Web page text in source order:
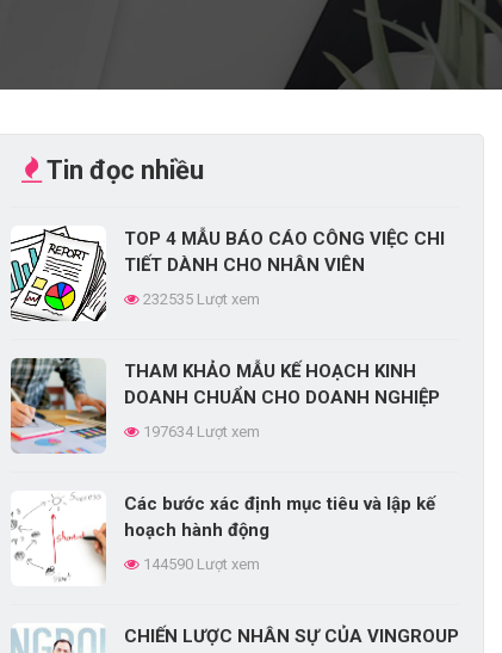
Tin đọc nhiều
TOP 4 MẪU BÁO CÁO CÔNG VIỆC CHI
TIẾT DÀNH CHO NHÂN VIÊN
232535 Lượt xem
THAM KHẢO MẪU KẾ HOẠCH KINH
DOANH CHUẨN CHO DOANH NGHIỆP
197634 Lượt xem
Các bước xác định mục tiêu và lập kế
hoạch hành động
144590 Lượt xem
CHIẾN LƯỢC NHÂN SỰ CỦA VINGROUP
NGHIỆP!
thống bài giảng
quản lý đào tạo,
tới 70% chi phí tổ